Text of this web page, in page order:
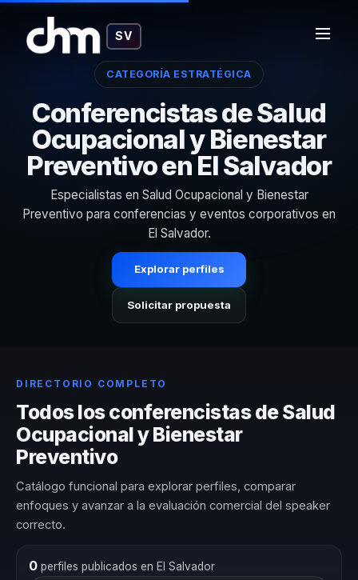
SV
CATEGORÍA ESTRATÉGICA
Conferencistas de Salud
Ocupacional y Bienestar
Preventivo en El Salvador
Especialistas en Salud Ocupacional y Bienestar
Preventivo para conferencias y eventos corporativos en
El Salvador.
Explorar perfiles
Solicitar propuesta
DIRECTORIO COMPLETO
Todos los conferencistas de Salud
Ocupacional y Bienestar
Preventivo
Catálogo funcional para explorar perfiles, comparar
enfoques y avanzar a la evaluación comercial del speaker
correcto.
0perfiles publicados en El Salvador